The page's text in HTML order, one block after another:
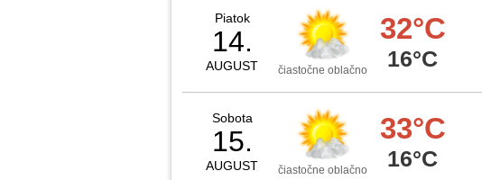
Piatok
14.
AUGUST čiastočne oblačno
32°C
16°C
Sobota
15.
AUGUST čiastočne oblačno
33°C
16°C